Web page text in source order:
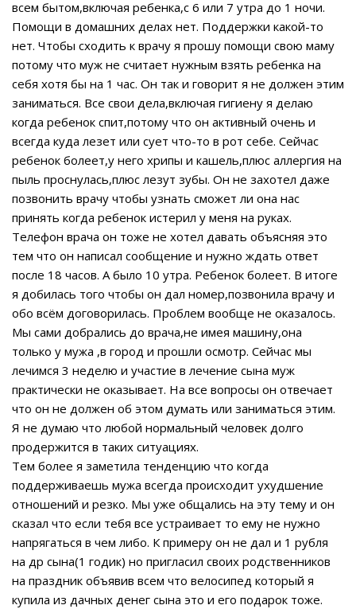
всем бытом,включая ребенка,с 6 или 7 утра до 1 ночи.
Помощи в домашних делах нет. Поддержки какой-то
нет. Чтобы сходить к врачу я прошу помощи свою маму
потому что муж не считает нужным взять ребенка на
себя хотя бы на 1 час. Он так и говорит я не должен этим
заниматься. Все свои дела,включая гигиену я делаю
когда ребенок спит,потому что он активный очень и
всегда куда лезет или сует что-то в рот себе. Сейчас
ребенок болеет,у него хрипы и кашель,плюс аллергия на
пыль проснулась,плюс лезут зубы. Он не захотел даже
позвонить врачу чтобы узнать сможет ли она нас
принять когда ребенок истерил у меня на руках.
Телефон врача он тоже не хотел давать объясняя это
тем что он написал сообщение и нужно ждать ответ
после 18 часов. А было 10 утра. Ребенок болеет. В итоге
я добилась того чтобы он дал номер,позвонила врачу и
обо всём договорилась. Проблем вообще не оказалось.
Мы сами добрались до врача,не имея машину,она
только у мужа ,в город и прошли осмотр. Сейчас мы
лечимся 3 неделю и участие в лечение сына муж
практически не оказывает. На все вопросы он отвечает
что он не должен об этом думать или заниматься этим.
Я не думаю что любой нормальный человек долго
продержится в таких ситуациях.
Тем более я заметила тенденцию что когда
поддерживаешь мужа всегда происходит ухудшение
отношений и резко. Мы уже общались на эту тему и он
сказал что если тебя все устраивает то ему не нужно
напрягаться в чем либо. К примеру он не дал и 1 рубля
на др сына(1 годик) но пригласил своих родственников
на праздник объявив всем что велосипед который я
купила из дачных денег сына это и его подарок тоже.